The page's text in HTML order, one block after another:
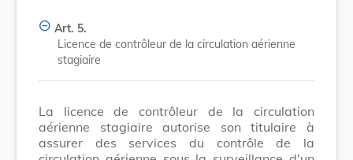
Art. 5.
Licence de contrôleur de la circulation aérienne
stagiaire
La licence de contrôleur de la circulation
aérienne stagiaire autorise son titulaire à
assurer des services du contrôle de la